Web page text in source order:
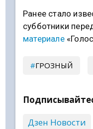
Ранее стало
субботники
материале
ГРОЗНЫЙ
Дзен Новости